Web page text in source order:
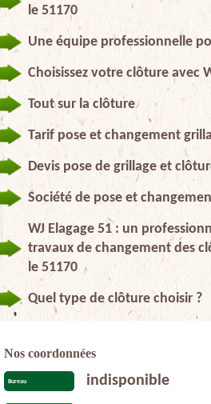
le 51170
Une équipe professionnelle
Choisissez votre clôture avec
Tout sur la clôture
Tarif pose et changement
Devis pose de grillage et
Société de pose et
WJ Elagage 51 : un
travaux de changement des
le 51170
Quel type de clôture choisir ?
Nos coordonnées
Bureau indisponible